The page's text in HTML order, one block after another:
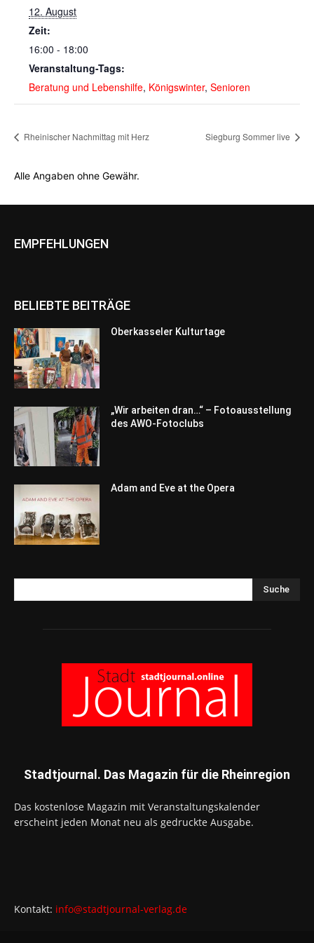
12. August
Zeit:
16:00 - 18:00
Veranstaltung-Tags:
Beratung und Lebenshilfe, Königswinter, Senioren
Rheinischer Nachmittag mit Herz Siegburg Sommer live
Alle Angaben ohne Gewähr.
EMPFEHLUNGEN
BELIEBTE BEITRÄGE
Oberkasseler Kulturtage
„Wir arbeiten dran…“ – Fotoausstellung
des AWO-Fotoclubs
Adam and Eve at the Opera
Suche
Stadtjournal. Das Magazin für die Rheinregion
Das kostenlose Magazin mit Veranstaltungskalender
erscheint jeden Monat neu als gedruckte Ausgabe.
Kontakt: info@stadtjournal-verlag.de